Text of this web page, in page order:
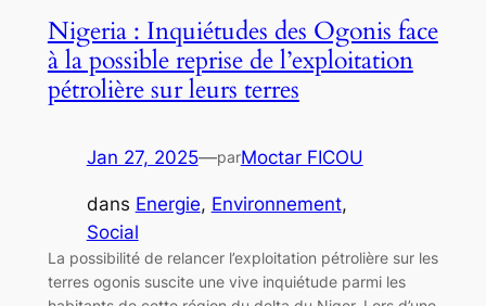
Nigeria : Inquiétudes des Ogonis face
à la possible reprise de l’exploitation
pétrolière sur leurs terres
Jan 27, 2025—parMoctar FICOU
dans Energie, Environnement
Social
La possibilité de relancer l’exploitation pétrolière sur les
terres ogonis suscite une vive inquiétude parmi les